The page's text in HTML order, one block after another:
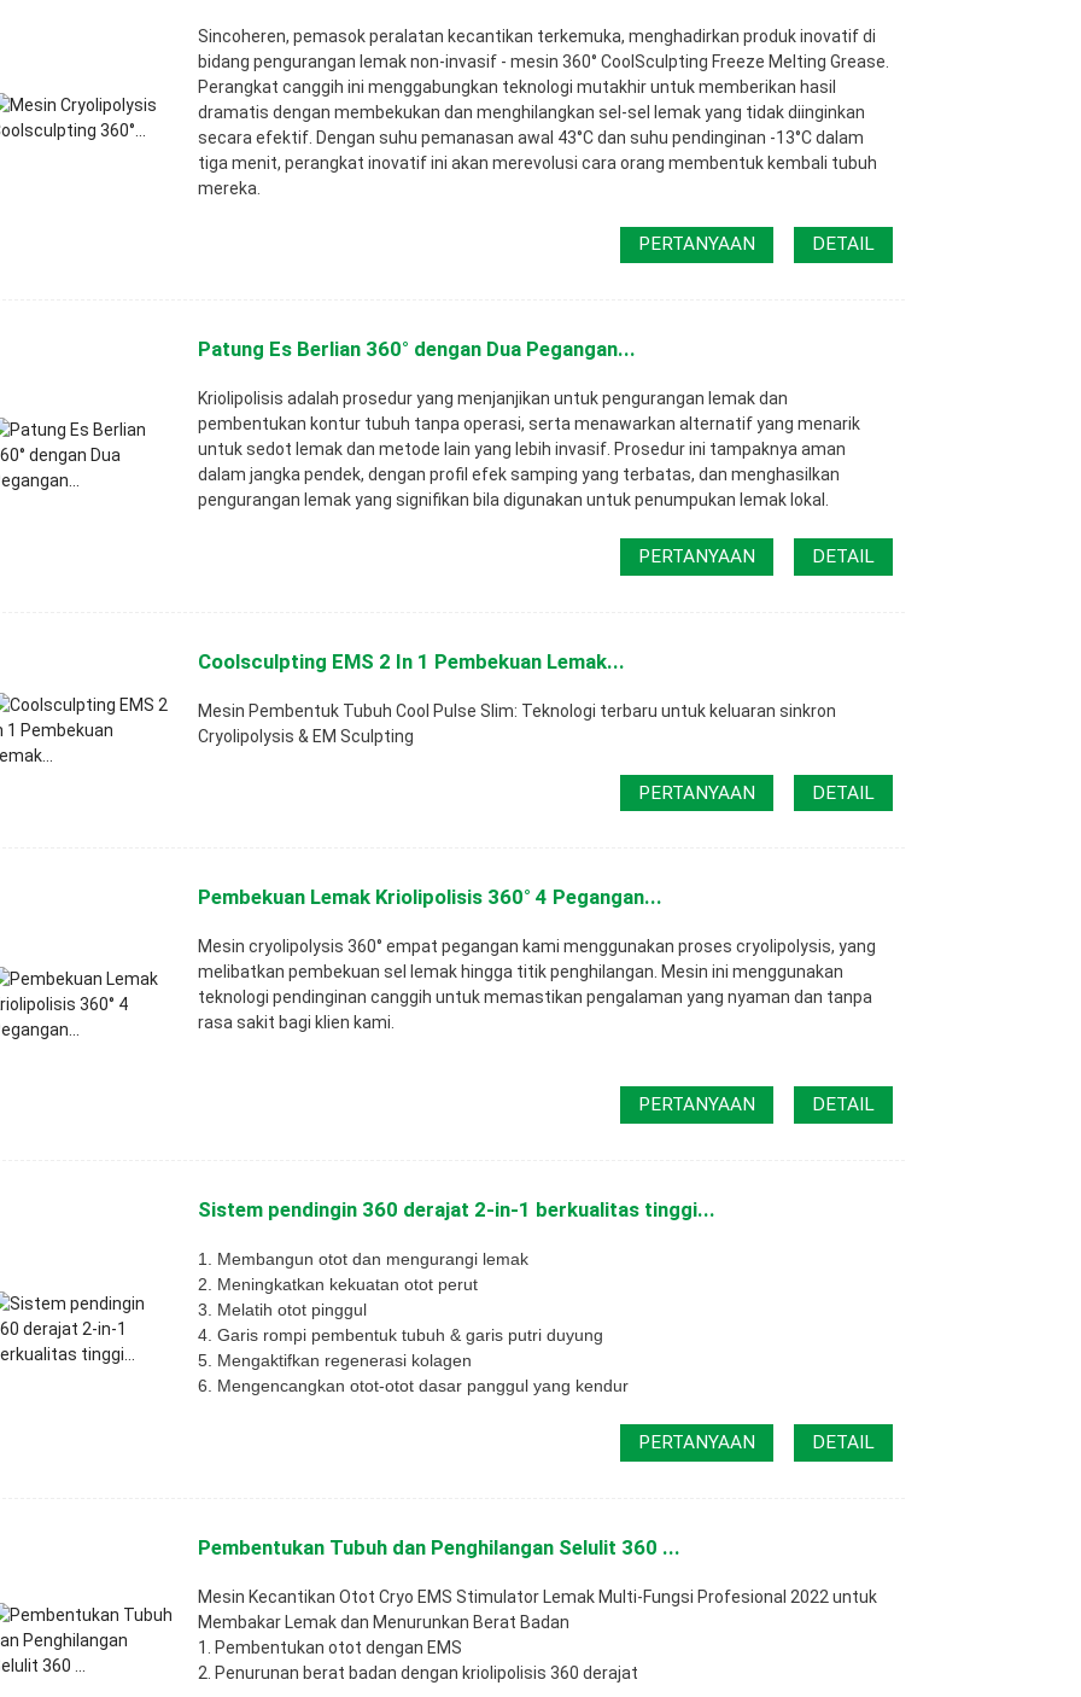
Sincoheren, pemasok peralatan kecantikan terkemuka, menghadirkan produk inovatif di
bidang pengurangan lemak non-invasif - mesin 360° CoolSculpting Freeze Melting Grease.
Perangkat canggih ini menggabungkan teknologi mutakhir untuk memberikan hasil
dramatis dengan membekukan dan menghilangkan sel-sel lemak yang tidak diinginkan
secara efektif. Dengan suhu pemanasan awal 43°C dan suhu pendinginan -13°C dalam
tiga menit, perangkat inovatif ini akan merevolusi cara orang membentuk kembali tubuh
mereka.
PERTANYAAN DETAIL
Patung Es Berlian 360° dengan Dua Pegangan...
Kriolipolisis adalah prosedur yang menjanjikan untuk pengurangan lemak dan
pembentukan kontur tubuh tanpa operasi, serta menawarkan alternatif yang menarik
untuk sedot lemak dan metode lain yang lebih invasif. Prosedur ini tampaknya aman
dalam jangka pendek, dengan profil efek samping yang terbatas, dan menghasilkan
pengurangan lemak yang signifikan bila digunakan untuk penumpukan lemak lokal.
PERTANYAAN DETAIL
Coolsculpting EMS 2 In 1 Pembekuan Lemak...
Mesin Pembentuk Tubuh Cool Pulse Slim: Teknologi terbaru untuk keluaran sinkron
Cryolipolysis & EM Sculpting
PERTANYAAN DETAIL
Pembekuan Lemak Kriolipolisis 360° 4 Pegangan...
Mesin cryolipolysis 360° empat pegangan kami menggunakan proses cryolipolysis, yang
melibatkan pembekuan sel lemak hingga titik penghilangan. Mesin ini menggunakan
teknologi pendinginan canggih untuk memastikan pengalaman yang nyaman dan tanpa
rasa sakit bagi klien kami.
PERTANYAAN DETAIL
Sistem pendingin 360 derajat 2-in-1 berkualitas tinggi...
1. Membangun otot dan mengurangi lemak
2. Meningkatkan kekuatan otot perut
3. Melatih otot pinggul
4. Garis rompi pembentuk tubuh & garis putri duyung
5. Mengaktifkan regenerasi kolagen
6. Mengencangkan otot-otot dasar panggul yang kendur
PERTANYAAN DETAIL
Pembentukan Tubuh dan Penghilangan Selulit 360 ...
Mesin Kecantikan Otot Cryo EMS Stimulator Lemak Multi-Fungsi Profesional 2022 untuk
Membakar Lemak dan Menurunkan Berat Badan
1. Pembentukan otot dengan EMS
2. Penurunan berat badan dengan kriolipolisis 360 derajat